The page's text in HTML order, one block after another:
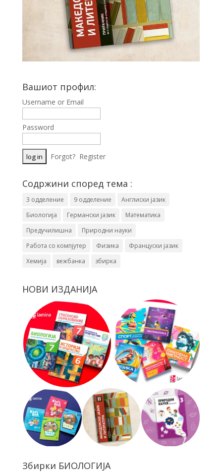
Вашиот профил:
Username or Email
Password
Forgot? Register
Содржини според тема :
3 одделение 9 одделение
Англиски јазик
Биологија
Германски јазик
Математика
Предучилишна
Природни науки
Работа со компјутер
Физика
Француски јазик
Хемија
вежбанка збирка
НОВИ ИЗДАНИЈА
Збирки БИОЛОГИЈА